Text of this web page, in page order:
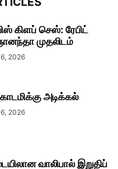
கிளப் செஸ்: ரேபிட்
முதலிடம்
2026
அடிக்கல்
2026
வாலிபால் இறுதிப்